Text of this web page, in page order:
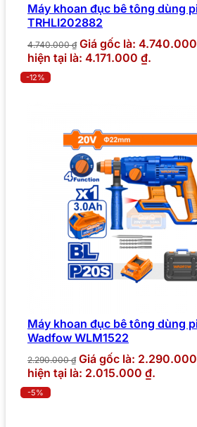
Máy khoan đục bê tông dùng
TRHLI202882
4.740.000₫ Giá gốc là:
hiện tại là: 4.171.000 ₫.
-12%
Máy khoan đục bê tông dùng
Wadfow WLM1522
2.290.000₫ Giá gốc là:
hiện tại là: 2.015.000 ₫.
-5%